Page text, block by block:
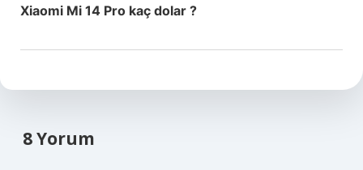
Xiaomi Mi 14 Pro kaç dolar ?
8 Yorum